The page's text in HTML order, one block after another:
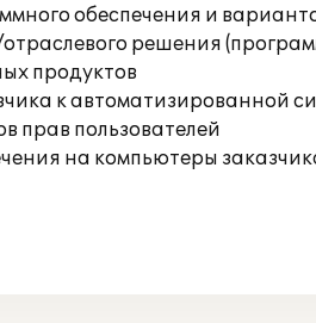
обеспечения и
решения
продуктов
к автоматизированной
прав пользователей
на компьютеры